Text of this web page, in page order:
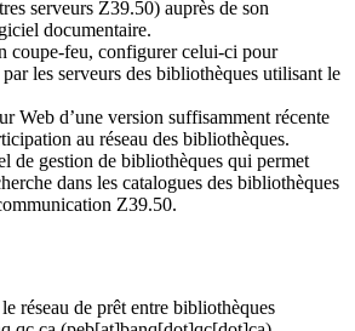
serveurs Z39.50) auprès de son
documentaire.
coupe-feu, configurer celui-ci pour
par les serveurs des bibliothèques utilisant le
Web d’une version suffisamment récente
au réseau des bibliothèques.
de gestion de bibliothèques qui permet
dans les catalogues des bibliothèques
Z39.50.
réseau de prêt entre bibliothèques